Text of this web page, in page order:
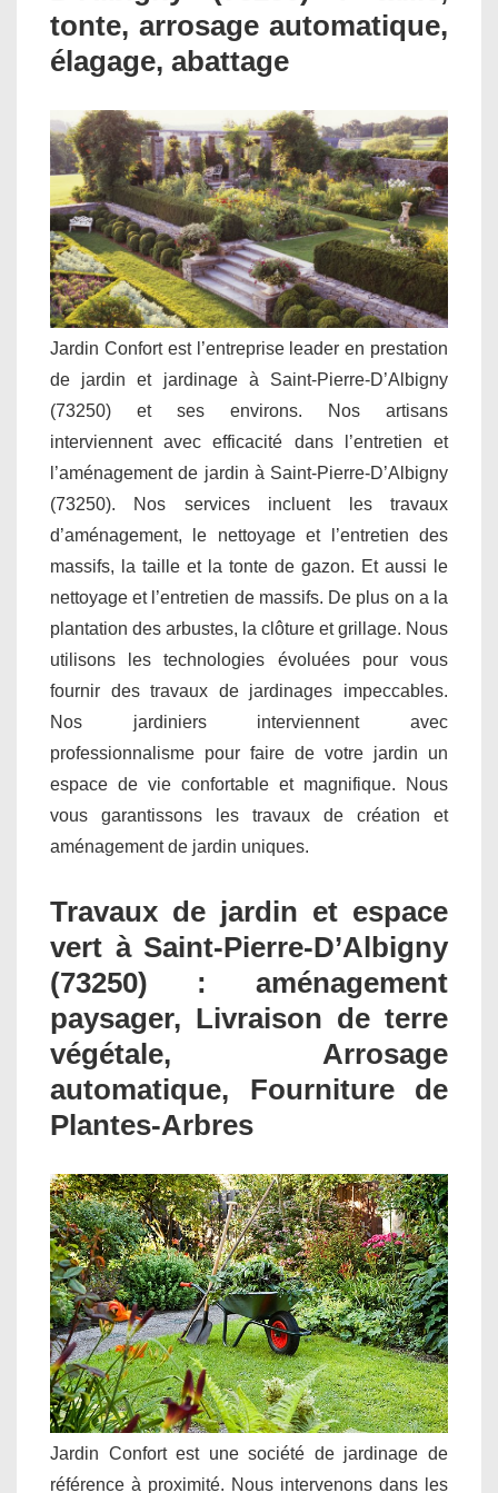
tonte, arrosage automatique,
élagage, abattage
Jardin Confort est l’entreprise leader en prestation
de jardin et jardinage à Saint-Pierre-D’Albigny
(73250) et ses environs. Nos artisans
interviennent avec efficacité dans l’entretien et
l’aménagement de jardin à Saint-Pierre-D’Albigny
(73250). Nos services incluent les travaux
d’aménagement, le nettoyage et l’entretien des
massifs, la taille et la tonte de gazon. Et aussi le
nettoyage et l’entretien de massifs. De plus on a la
plantation des arbustes, la clôture et grillage. Nous
utilisons les technologies évoluées pour vous
fournir des travaux de jardinages impeccables.
Nos jardiniers interviennent avec
professionnalisme pour faire de votre jardin un
espace de vie confortable et magnifique. Nous
vous garantissons les travaux de création et
aménagement de jardin uniques.
Travaux de jardin et espace
vert à Saint-Pierre-D’Albigny
(73250) : aménagement
paysager, Livraison de terre
végétale, Arrosage
automatique, Fourniture de
Plantes-Arbres
Jardin Confort est une société de jardinage de
référence à proximité. Nous intervenons dans les